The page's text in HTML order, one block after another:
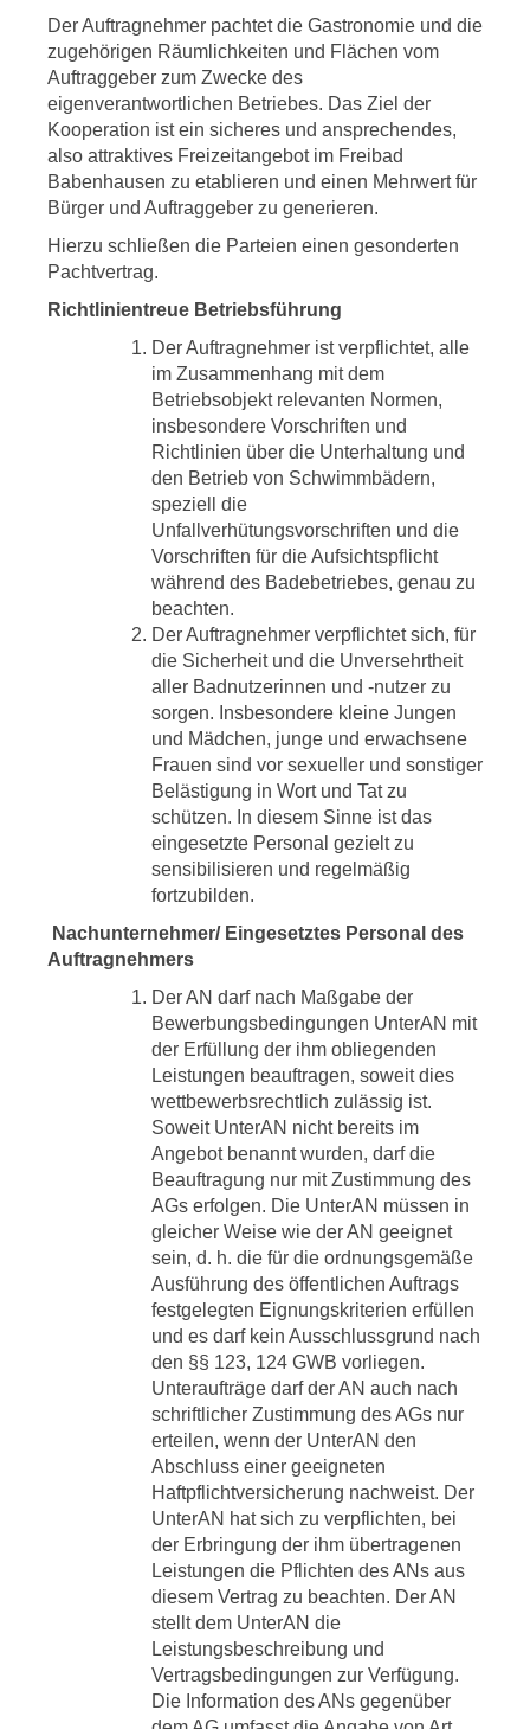
Der Auftragnehmer pachtet die Gastronomie und die
zugehörigen Räumlichkeiten und Flächen vom
Auftraggeber zum Zwecke des
eigenverantwortlichen Betriebes. Das Ziel der
Kooperation ist ein sicheres und ansprechendes,
also attraktives Freizeitangebot im Freibad
Babenhausen zu etablieren und einen Mehrwert für
Bürger und Auftraggeber zu generieren.
Hierzu schließen die Parteien einen gesonderten
Pachtvertrag.
Richtlinientreue Betriebsführung
Der Auftragnehmer ist verpflichtet, alle
im Zusammenhang mit dem
Betriebsobjekt relevanten Normen,
insbesondere Vorschriften und
Richtlinien über die Unterhaltung und
den Betrieb von Schwimmbädern,
speziell die
Unfallverhütungsvorschriften und die
Vorschriften für die Aufsichtspflicht
während des Badebetriebes, genau zu
beachten.
Der Auftragnehmer verpflichtet sich, für
die Sicherheit und die Unversehrtheit
aller Badnutzerinnen und -nutzer zu
sorgen. Insbesondere kleine Jungen
und Mädchen, junge und erwachsene
Frauen sind vor sexueller und sonstiger
Belästigung in Wort und Tat zu
schützen. In diesem Sinne ist das
eingesetzte Personal gezielt zu
sensibilisieren und regelmäßig
fortzubilden.
Nachunternehmer/ Eingesetztes Personal des
Auftragnehmers
Der AN darf nach Maßgabe der
Bewerbungsbedingungen UnterAN mit
der Erfüllung der ihm obliegenden
Leistungen beauftragen, soweit dies
wettbewerbsrechtlich zulässig ist.
Soweit UnterAN nicht bereits im
Angebot benannt wurden, darf die
Beauftragung nur mit Zustimmung des
AGs erfolgen. Die UnterAN müssen in
gleicher Weise wie der AN geeignet
sein, d. h. die für die ordnungsgemäße
Ausführung des öffentlichen Auftrags
festgelegten Eignungskriterien erfüllen
und es darf kein Ausschlussgrund nach
den §§ 123, 124 GWB vorliegen.
Unteraufträge darf der AN auch nach
schriftlicher Zustimmung des AGs nur
erteilen, wenn der UnterAN den
Abschluss einer geeigneten
Haftpflichtversicherung nachweist. Der
UnterAN hat sich zu verpflichten, bei
der Erbringung der ihm übertragenen
Leistungen die Pflichten des ANs aus
diesem Vertrag zu beachten. Der AN
stellt dem UnterAN die
Leistungsbeschreibung und
Vertragsbedingungen zur Verfügung.
Die Information des ANs gegenüber